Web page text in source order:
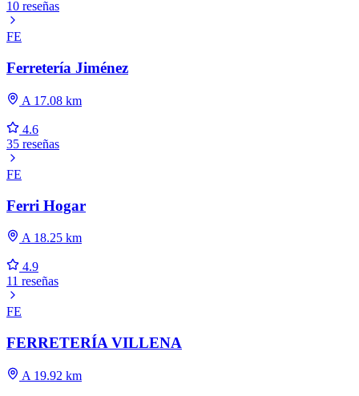
10 reseñas
FE
Ferretería Jiménez
A 17.08 km
4.6
35 reseñas
FE
Ferri Hogar
A 18.25 km
4.9
11 reseñas
FE
FERRETERÍA VILLENA
A 19.92 km